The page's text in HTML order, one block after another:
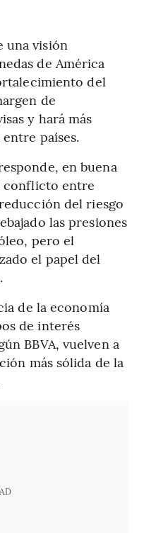
una visión
de América
del
de
y hará más
países.
en buena
conflicto entre
del riesgo
las presiones
pero el
el papel del
de la economía
de interés
BBVA, vuelven a
más sólida de la